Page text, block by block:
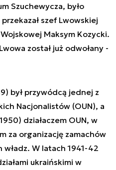
Szuchewycza, było
szef Lwowskiej
Maksym Kozycki.
został już odwołany -
był przywódcą jednej z
Nacjonalistów (OUN), a
działaczem OUN, w
za organizację zamachów
W latach 1941-42
ukraińskimi w